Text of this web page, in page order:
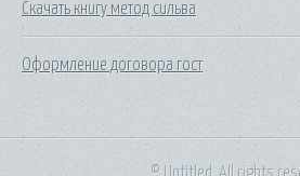
Скачать книгу метод сильва
Оформление договора гост
© Untitled. All rights